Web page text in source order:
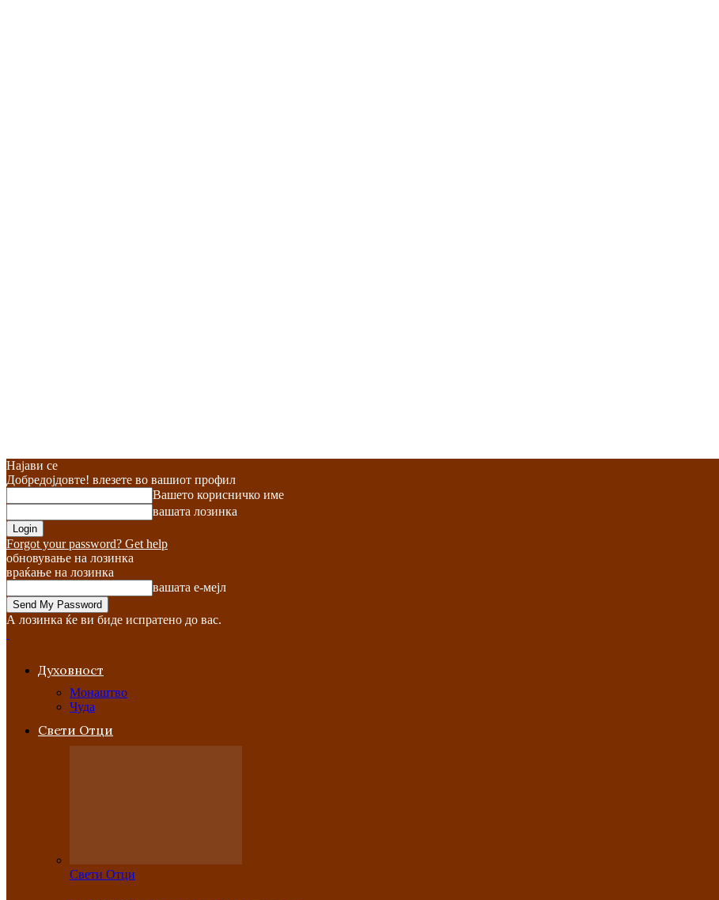
Најави се
Добредојдовте! влезете во вашиот профил
Вашето корисничко име
вашата лозинка
Forgot your password? Get help
обновување на лозинка
враќање на лозинка
вашата е-мејл
А лозинка ќе ви биде испратено до вас.
Духовност
Монаштво
Чуда
Свети Отци
Свети Отци